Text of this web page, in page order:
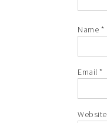
Name *
Email *
Website